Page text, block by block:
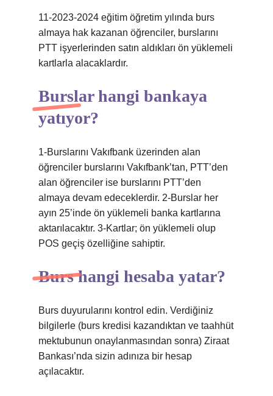
11-2023-2024 eğitim öğretim yılında burs
almaya hak kazanan öğrenciler, burslarını
PTT işyerlerinden satın aldıkları ön yüklemeli
kartlarla alacaklardır.
Burslar hangi bankaya
yatıyor?
1-Burslarını Vakıfbank üzerinden alan
öğrenciler burslarını Vakıfbank’tan, PTT’den
alan öğrenciler ise burslarını PTT’den
almaya devam edeceklerdir. 2-Burslar her
ayın 25’inde ön yüklemeli banka kartlarına
aktarılacaktır. 3-Kartlar; ön yüklemeli olup
POS geçiş özelliğine sahiptir.
Burs hangi hesaba yatar?
Burs duyurularını kontrol edin. Verdiğiniz
bilgilerle (burs kredisi kazandıktan ve taahhüt
mektubunun onaylanmasından sonra) Ziraat
Bankası’nda sizin adınıza bir hesap
açılacaktır.